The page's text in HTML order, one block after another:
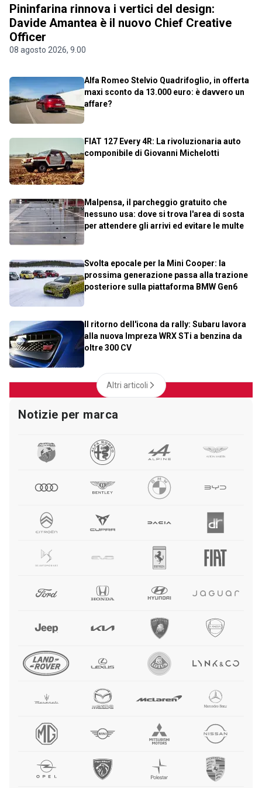
Pininfarina rinnova i vertici del design:
Davide Amantea è il nuovo Chief Creative
Officer
08 agosto 2026, 9.00
Alfa Romeo Stelvio Quadrifoglio, in offerta
maxi sconto da 13.000 euro: è davvero un
affare?
FIAT 127 Every 4R: La rivoluzionaria auto
componibile di Giovanni Michelotti
Malpensa, il parcheggio gratuito che
nessuno usa: dove si trova l'area di sosta
per attendere gli arrivi ed evitare le multe
Svolta epocale per la Mini Cooper: la
prossima generazione passa alla trazione
posteriore sulla piattaforma BMW Gen6
Il ritorno dell'icona da rally: Subaru lavora
alla nuova Impreza WRX STi a benzina da
oltre 300 CV
Altri articoli
Notizie per marca